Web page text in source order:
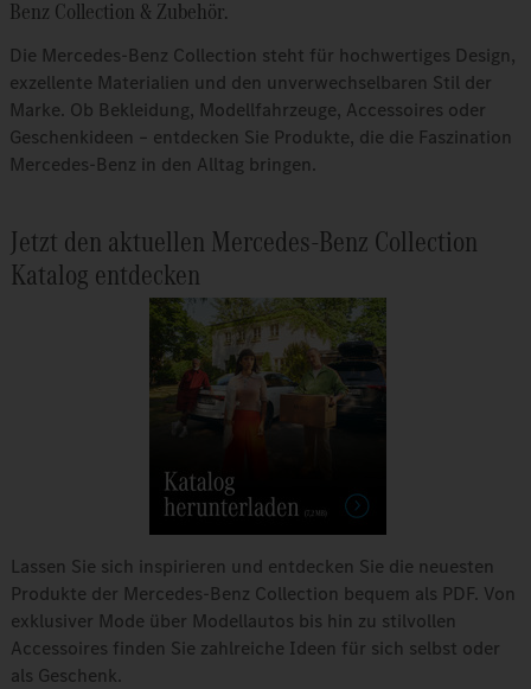
Benz Collection & Zubehör.
Die Mercedes-Benz Collection steht für hochwertiges Design,
exzellente Materialien und den unverwechselbaren Stil der
Marke. Ob Bekleidung, Modellfahrzeuge, Accessoires oder
Geschenkideen – entdecken Sie Produkte, die die Faszination
Mercedes-Benz in den Alltag bringen.
Jetzt den aktuellen Mercedes-Benz Collection
Katalog entdecken
Lassen Sie sich inspirieren und entdecken Sie die neuesten
Produkte der Mercedes-Benz Collection bequem als PDF. Von
exklusiver Mode über Modellautos bis hin zu stilvollen
Accessoires finden Sie zahlreiche Ideen für sich selbst oder
als Geschenk.